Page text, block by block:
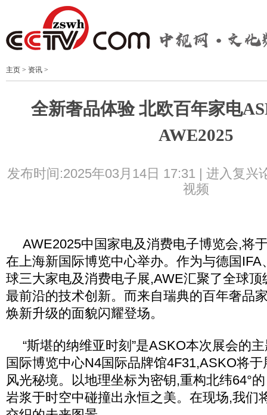
主页 > 资讯 >
全新奢品体验 北欧百年家电
AWE2025
发布时间:2025年03月14日 17:31 | 进入复兴
视频
AWE2025中国家电及消费电子博览会,将
在上海新国际博览中心举办。作为与德国
球三大家电及消费电子展,AWE汇聚了全球
最前沿的技术创新。而来自瑞典的百年奢品
焕新升级的面貌闪耀登场。
“斯堪的纳维亚时刻”是ASKO本次展会的
国际博览中心N4国际品牌馆4F31,ASKO将
风光秘境。以地理坐标为密钥,重构北纬64°
岩浆于时空中碰撞出永恒之美。在现场,我们